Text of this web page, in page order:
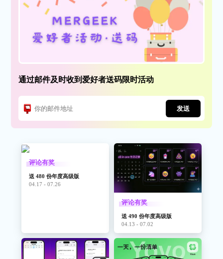
通过邮件及时收到爱好者送码限时活动
发送
评论有奖
送 480 份年度高级版
04.17 - 07.26
评论有奖
送 490 份年度高级版
04.13 - 07.02